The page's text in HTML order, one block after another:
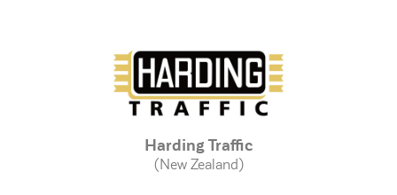
Harding Traffic
(New Zealand)